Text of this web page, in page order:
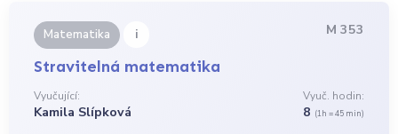
Matematika i M 353
Stravitelná matematika
Vyučující:
Kamila Slípková
Vyuč. hodin:
8 (1h = 45 min)